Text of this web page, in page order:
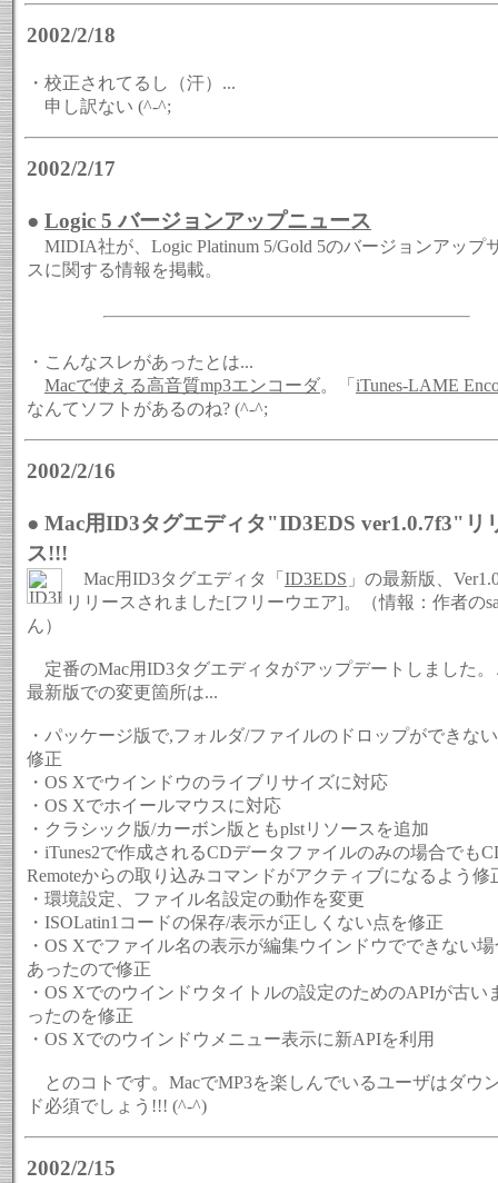
2002/2/18
・校正されてるし（汗）...
申し訳ない (^-^;
2002/2/17
● Logic 5 バージョンアップニュース
MIDIA社が、Logic Platinum 5/Gold 5のバージョンアップ
スに関する情報を掲載。
・こんなスレがあったとは...
Macで使える高音質mp3エンコーダ。「 iTunes-LAME
なんてソフトがあるのね? (^-^;
2002/2/16
● Mac用ID3タグエディタ"ID3EDS ver1.0.7f3"リ
ス!!!
Mac用ID3タグエディタ「 ID3EDS 」の最新版、
リリースされました[フリーウエア]。（情報：作者の
ん）
定番のMac用ID3タグエディタがアップデートしました。
最新版での変更箇所は...
・パッケージ版で,フォルダ/ファイルのドロップができな
修正
・OS Xでウインドウのライブリサイズに対応
・OS Xでホイールマウスに対応
・クラシック版/カーボン版ともplstリソースを追加
・iTunes2で作成されるCDデータファイルのみの場合でも
Remoteからの取り込みコマンドがアクティブになるよう修
・環境設定、ファイル名設定の動作を変更
・ISOLatin1コードの保存/表示が正しくない点を修正
・OS Xでファイル名の表示が編集ウインドウでできない
あったので修正
・OS Xでのウインドウタイトルの設定のためのAPIが古い
ったのを修正
・OS Xでのウインドウメニュー表示に新APIを利用
とのコトです。MacでMP3を楽しんでいるユーザはダウ
ド必須でしょう!!! (^-^)
2002/2/15